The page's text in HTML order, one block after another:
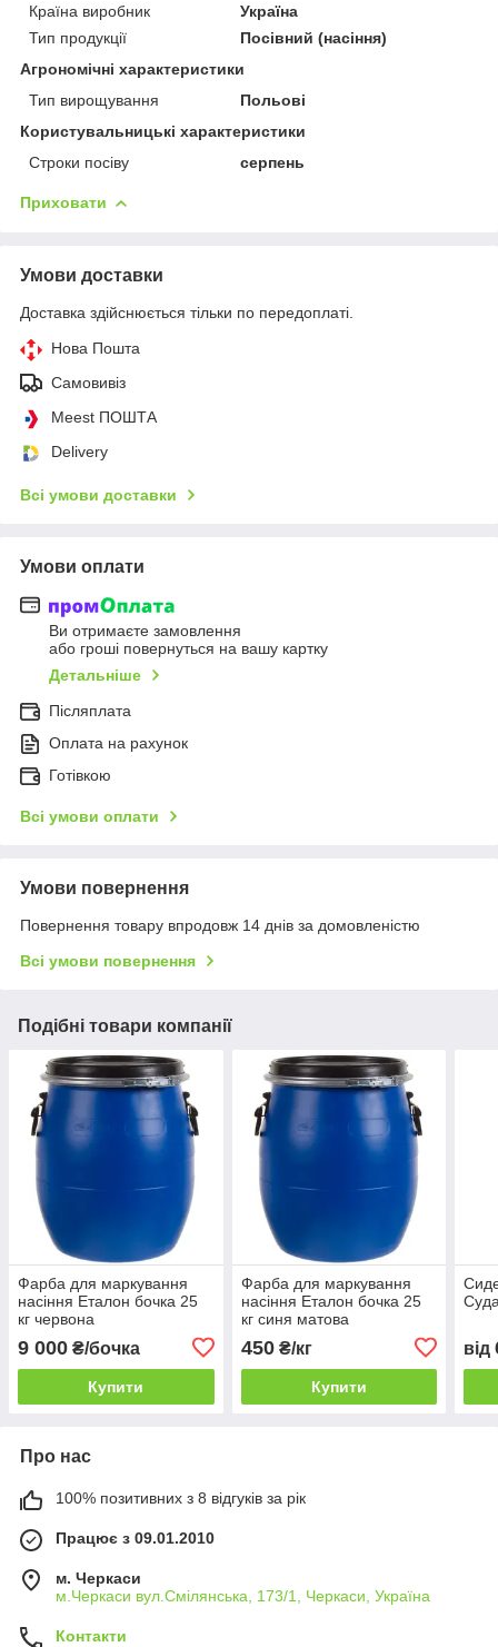
Країна виробник
Україна
Тип продукції
Посівний (насіння)
Агрономічні характеристики
Тип вирощування
Польові
Користувальницькі характеристики
Строки посіву
серпень
Приховати
Умови доставки
Доставка здійснюється тільки по передоплаті.
Нова Пошта
Самовивіз
Meest ПОШТА
Delivery
Всі умови доставки
Умови оплати
Ви отримаєте замовлення
або гроші повернуться на вашу картку
Детальніше
Післяплата
Оплата на рахунок
Готівкою
Всі умови оплати
Умови повернення
Повернення товару впродовж 14 днів за домовленістю
Всі умови повернення
Подібні товари компанії
Фарба для маркування
насіння Еталон бочка 25
кг червона
9 000 ₴/бочка
Купити
Фарба для маркування
насіння Еталон бочка 25
кг синя матова
450₴/кг
Купити
від
Про нас
100% позитивних з 8 відгуків за рік
Працює з 09.01.2010
м. Черкаси
м.Черкаси вул.Смілянська, 173/1, Черкаси, Україна
Контакти